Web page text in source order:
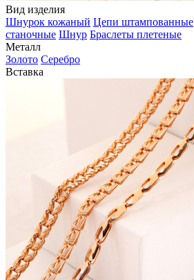
Вид изделия
Шнурок кожаный Цепи штампованные
станочные Шнур Браслеты плетеные
Металл
Золото Серебро
Вставка